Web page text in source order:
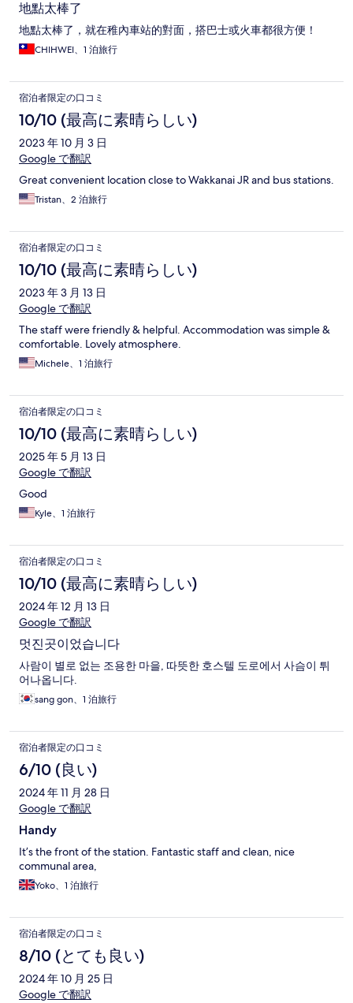
地點太棒了
地點太棒了，就在稚內車站的對面，搭巴士或火車都很方便！
CHIHWEI、1 泊旅行
宿泊者限定の口コミ
10/10 (最高に素晴らしい)
2023 年 10 月 3 日
Google で翻訳
Great convenient location close to Wakkanai JR and bus stations.
Tristan、2 泊旅行
宿泊者限定の口コミ
10/10 (最高に素晴らしい)
2023 年 3 月 13 日
Google で翻訳
The staff were friendly & helpful. Accommodation was simple &
comfortable. Lovely atmosphere.
Michele、1 泊旅行
宿泊者限定の口コミ
10/10 (最高に素晴らしい)
2025 年 5 月 13 日
Google で翻訳
Good
Kyle、1 泊旅行
宿泊者限定の口コミ
10/10 (最高に素晴らしい)
2024 年 12 月 13 日
Google で翻訳
멋진곳이었습니다
사람이 별로 없는 조용한 마을, 따뜻한 호스텔 도로에서 사슴이 튀
어나옵니다.
sang gon、1 泊旅行
宿泊者限定の口コミ
6/10 (良い)
2024 年 11 月 28 日
Google で翻訳
Handy
It’s the front of the station. Fantastic staff and clean, nice
communal area,
Yoko、1 泊旅行
宿泊者限定の口コミ
8/10 (とても良い)
2024 年 10 月 25 日
Google で翻訳